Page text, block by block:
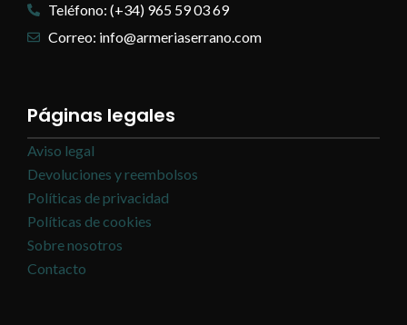
Teléfono: (+34) 965 59 03 69
Correo: info@armeriaserrano.com
Páginas legales
Aviso legal
Devoluciones y reembolsos
Políticas de privacidad
Políticas de cookies
Sobre nosotros
Contacto